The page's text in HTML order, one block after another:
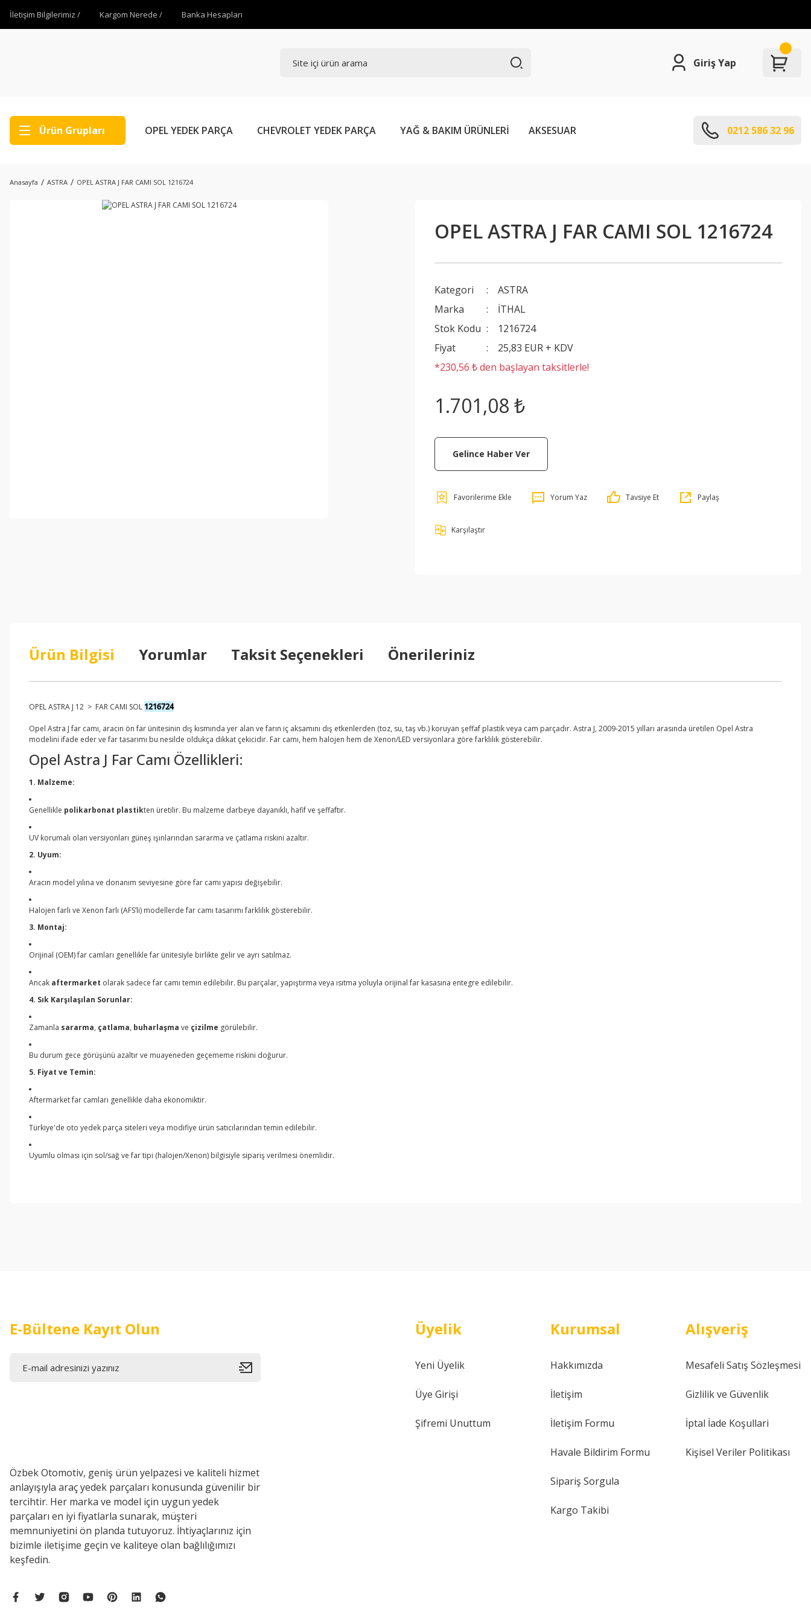
İletişim Bilgilerimiz / Kargom Nerede / Banka Hesapları
Giriş Yap
Ürün Grupları OPEL YEDEK PARÇA CHEVROLET YEDEK PARÇA YAĞ & BAKIM ÜRÜNLERİ AKSESUAR 0212 586 32 96
Anasayfa ASTRA OPEL ASTRA J FAR CAMI SOL 1216724
OPEL ASTRA J FAR CAMI SOL 1216724
Kategori
ASTRA
Marka
İTHAL
Stok Kodu
1216724
Fiyat
25,83 EUR + KDV
*230,56 ₺ den başlayan taksitlerle!
1.701,08 ₺
Gelince Haber Ver
Yorum Yaz Tavsiye Et Paylaş
Karşılaştır
Ürün Bilgisi Yorumlar Taksit Seçenekleri Önerileriniz
OPEL ASTRA J 12 > FAR CAMI SOL 1216724
Opel Astra J far camı, aracın ön far ünitesinin dış kısmında yer alan ve farın iç aksamını dış etkenlerden (toz, su, taş vb.) koruyan şeffaf plastik veya cam parçadır. Astra J, 2009-2015 yılları arasında üretilen Opel Astra
modelini ifade eder ve far tasarımı bu nesilde oldukça dikkat çekicidir. Far camı, hem halojen hem de Xenon/LED versiyonlara göre farklılık gösterebilir.
Opel Astra J Far Camı Özellikleri:
1. Malzeme:
Genellikle polikarbonat plastikten üretilir. Bu malzeme darbeye dayanıklı, hafif ve şeffaftır.
UV korumalı olan versiyonları güneş ışınlarından sararma ve çatlama riskini azaltır.
2. Uyum:
Aracın model yılına ve donanım seviyesine göre far camı yapısı değişebilir.
Halojen farlı ve Xenon farlı (AFS’li) modellerde far camı tasarımı farklılık gösterebilir.
3. Montaj:
Orijinal (OEM) far camları genellikle far ünitesiyle birlikte gelir ve ayrı satılmaz.
Ancak aftermarket olarak sadece far camı temin edilebilir. Bu parçalar, yapıştırma veya ısıtma yoluyla orijinal far kasasına entegre edilebilir.
4. Sık Karşılaşılan Sorunlar:
Zamanla sararma, çatlama, buharlaşma ve çizilme görülebilir.
Bu durum gece görüşünü azaltır ve muayeneden geçememe riskini doğurur.
5. Fiyat ve Temin:
Aftermarket far camları genellikle daha ekonomiktir.
Türkiye'de oto yedek parça siteleri veya modifiye ürün satıcılarından temin edilebilir.
Uyumlu olması için sol/sağ ve far tipi (halojen/Xenon) bilgisiyle sipariş verilmesi önemlidir.
E-Bültene Kayıt Olun
Özbek Otomotiv, geniş ürün yelpazesi ve kaliteli hizmet
anlayışıyla araç yedek parçaları konusunda güvenilir bir
tercihtir. Her marka ve model için uygun yedek
parçaları en iyi fiyatlarla sunarak, müşteri
memnuniyetini ön planda tutuyoruz. İhtiyaçlarınız için
bizimle iletişime geçin ve kaliteye olan bağlılığımızı
keşfedin.
Üyelik
Yeni Üyelik
Üye Girişi
Şifremi Unuttum
Kurumsal
Hakkımızda
İletişim
İletişim Formu
Havale Bildirim Formu
Sipariş Sorgula
Kargo Takibi
Alışveriş
Mesafeli Satış Sözleşmesi
Gizlilik ve Güvenlik
İptal İade Koşullari
Kişisel Veriler Politikası